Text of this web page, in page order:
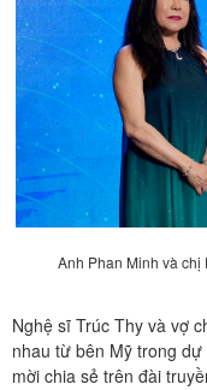
Anh Phan Minh và
Nghệ sĩ Trúc Thy và vợ
nhau từ bên Mỹ trong
mời chia sẻ trên đài